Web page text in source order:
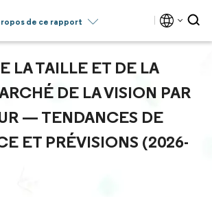
de ce rapport
LA TAILLE ET DE LA
DE LA VISION PAR
— TENDANCES DE
ET PRÉVISIONS (2026-